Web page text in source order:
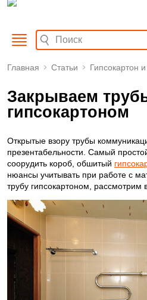
Главная Статьи Гипсокартон
Закрываем
гипсокартоном
Открытые взору трубы
презентабельности. Самый
соорудить короб, обшитый
нюансы учитывать при работе с
трубу гипсокартоном, рассмотрим в